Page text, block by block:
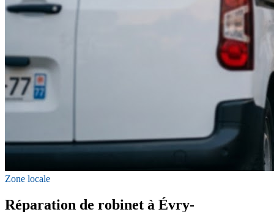
Zone locale
Réparation de robinet à Évry-